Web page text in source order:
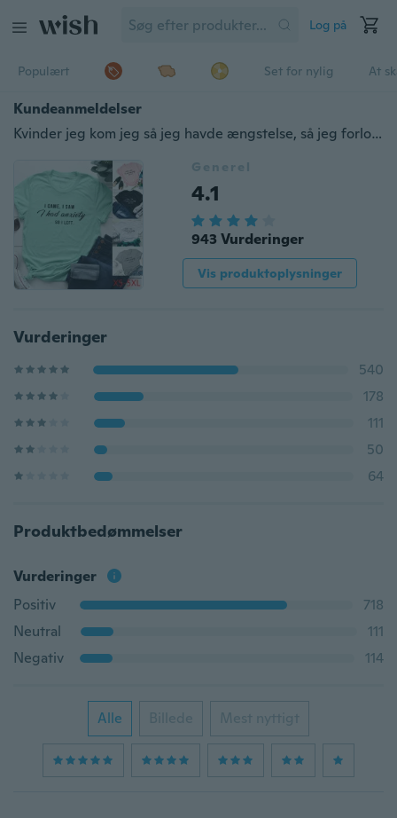
Log på
Populært Set for nylig At
Kundeanmeldelser
Kvinder jeg kom jeg så jeg havde ængstelse, så jeg forlod tryk T-shirt Grafisk tee Sjove skjorter T-shirt
Generel
4.1
943 Vurderinger
Vis produktoplysninger
Vurderinger
540
178
111
50
64
Produktbedømmelser
Vurderinger
Positiv
718
Neutral
111
Negativ
114
Alle Billede Mest nyttigt